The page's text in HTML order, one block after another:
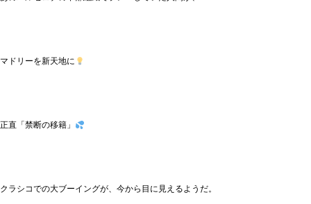
マドリーを新天地に
正直「禁断の移籍」
クラシコでの大ブーイングが、今から目に見えるようだ。